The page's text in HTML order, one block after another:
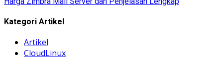
Kategori Artikel
Artikel
CloudLinux